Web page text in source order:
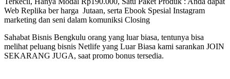
Web Replika ber harga Jutaan, serta Ebook Spesial Instagram
marketing dan seni dalam komuniksi Closing
Sahabat Bisnis Bengkulu orang yang luar biasa, tentunya bisa
melihat peluang bisnis Netlife yang Luar Biasa kami sarankan JOIN
SEKARANG JUGA, saat promo bonus tersedia.